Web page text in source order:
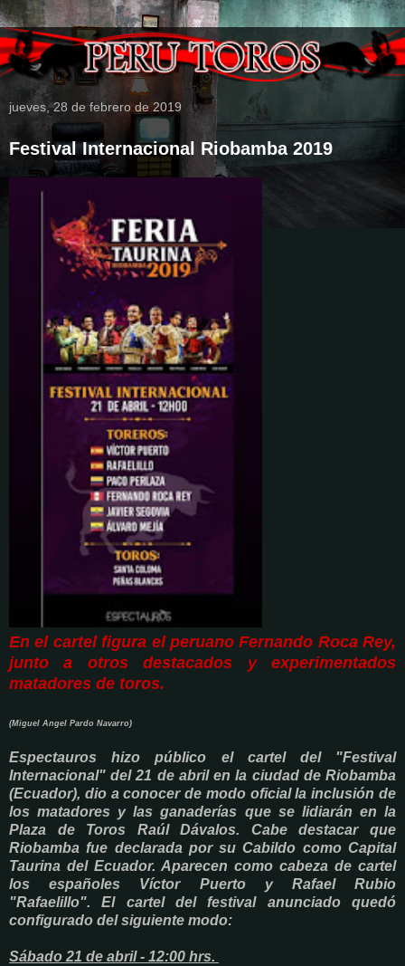
jueves, 28 de febrero de 2019
Festival Internacional Riobamba 2019
En el cartel figura el peruano Fernando Roca Rey,
junto a otros destacados y experimentados
matadores de toros.
(Miguel Angel Pardo Navarro)
Espectauros hizo público el cartel del "Festival
Internacional" del 21 de abril en la ciudad de Riobamba
(Ecuador), dio a conocer de modo oficial la inclusión de
los matadores y las ganaderías que se lidiarán en la
Plaza de Toros Raúl Dávalos. Cabe destacar que
Riobamba fue declarada por su Cabildo como Capital
Taurina del Ecuador. Aparecen como cabeza de cartel
los españoles Víctor Puerto y Rafael Rubio
"Rafaelillo".El cartel del festival anunciado quedó
configurado del siguiente modo:
Sábado 21 de abril - 12:00 hrs.